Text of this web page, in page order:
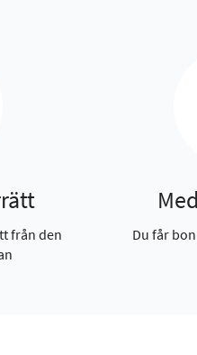
från den
Du får